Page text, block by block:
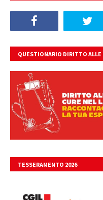
QUESTIONARIO DIRITTO ALLE
TESSERAMENTO 2026